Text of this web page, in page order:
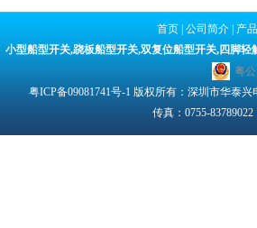
首页 公司简介|
产
小型船型开关,跷板船型开关,双复位船型开关,四脚轻
粤公
粤ICP备09081741号-1 版权所有：深圳市华泰兴
传真：0755-